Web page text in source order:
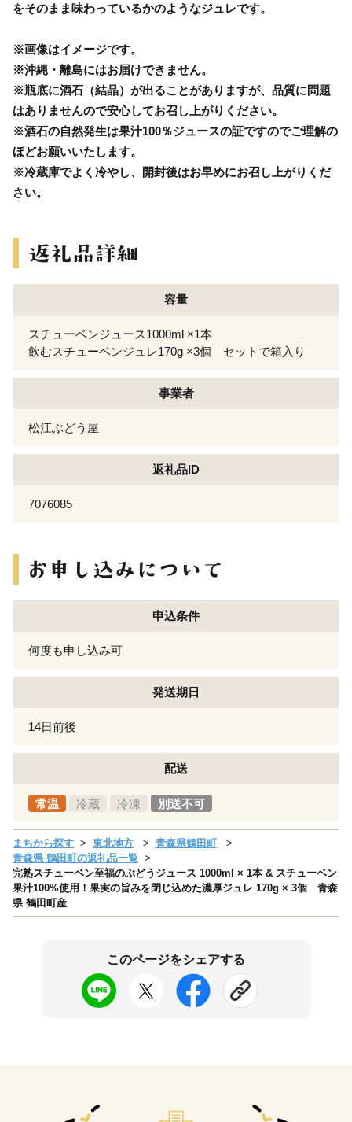
をそのまま味わっているかのようなジュレです。
※画像はイメージです。
※沖縄・離島にはお届けできません。
※瓶底に酒石（結晶）が出ることがありますが、品質に問題
はありませんので安心してお召し上がりください。
※酒石の自然発生は果汁100％ジュースの証ですのでご理解の
ほどお願いいたします。
※冷蔵庫でよく冷やし、開封後はお早めにお召し上がりくだ
さい。
容量
スチューベンジュース1000ml ×1本
飲むスチューベンジュレ170g ×3個 セットで箱入り
事業者
松江ぶどう屋
返礼品ID
7076085
申込条件
何度も申し込み可
発送期日
14日前後
配送
常温 冷蔵 冷凍 別送不可
まちから探す 東北地方
青森県鶴田町
青森県 鶴田町の返礼品一覧
完熟スチューベン至福のぶどうジュース 1000ml × 1本 & スチューベン
果汁100%使用！果実の旨みを閉じ込めた濃厚ジュレ 170g × 3個 青森
県 鶴田町産
このページをシェアする